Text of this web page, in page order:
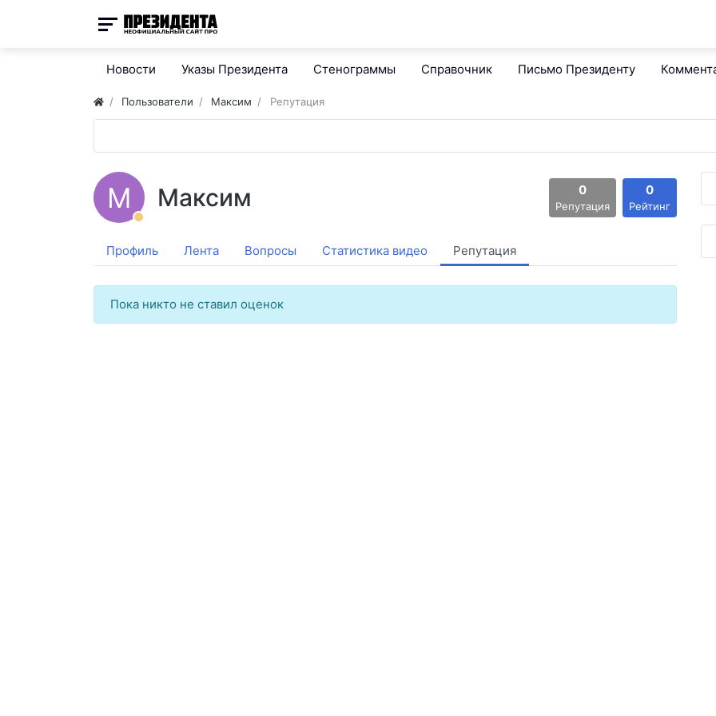
Новости Указы Президента Стенограммы Справочник Письмо Президенту
Пользователи Максим Репутация
М Максим 0
Репутация
0
Рейтинг
Профиль Лента Вопросы Статистика видео Репутация
Пока никто не ставил оценок